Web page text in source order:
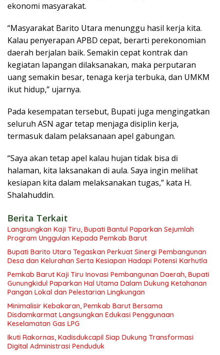
ekonomi masyarakat.
“Masyarakat Barito Utara menunggu hasil kerja kita.
Kalau penyerapan APBD cepat, berarti perekonomian
daerah berjalan baik. Semakin cepat kontrak dan
kegiatan lapangan dilaksanakan, maka perputaran
uang semakin besar, tenaga kerja terbuka, dan UMKM
ikut hidup,” ujarnya.
Pada kesempatan tersebut, Bupati juga mengingatkan
seluruh ASN agar tetap menjaga disiplin kerja,
termasuk dalam pelaksanaan apel gabungan.
“Saya akan tetap apel kalau hujan tidak bisa di
halaman, kita laksanakan di aula. Saya ingin melihat
kesiapan kita dalam melaksanakan tugas,” kata H.
Shalahuddin.
Berita Terkait
Langsungkan Kaji Tiru, Bupati Bantul Paparkan Sejumlah
Program Unggulan Kepada Pemkab Barut
Bupati Barito Utara Tegaskan Perkuat Sinergi Pembangunan
Desa dan Kelurahan Serta Kesiapan Hadapi Potensi Karhutla
Pemkab Barut Kaji Tiru Inovasi Pembangunan Daerah, Bupati
Gunungkidul Paparkan Hal Utama Dalam Dukung Ketahanan
Pangan Lokal dan Pelestarian Lingkungan
Minimalisir Kebakaran, Pemkab Barut Bersama
Disdamkarmat Langsungkan Edukasi Penggunaan
Keselamatan Gas LPG
Ikuti Rakornas, Kadisdukcapil Siap Dukung Transformasi
Digital Administrasi Penduduk